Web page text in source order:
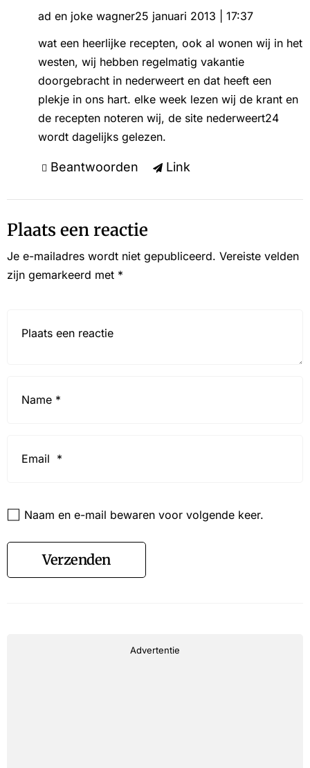
ad en joke wagner25 januari 2013 | 17:37
wat een heerlijke recepten, ook al wonen wij in het
westen, wij hebben regelmatig vakantie
doorgebracht in nederweert en dat heeft een
plekje in ons hart. elke week lezen wij de krant en
de recepten noteren wij, de site nederweert24
wordt dagelijks gelezen.
Beantwoorden Link
Plaats een reactie
Je e-mailadres wordt niet gepubliceerd. Vereiste velden
zijn gemarkeerd met *
Naam en e-mail bewaren voor volgende keer.
Verzenden
Advertentie